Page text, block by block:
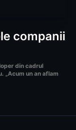
companii
din cadrul
„Acum un an aflam